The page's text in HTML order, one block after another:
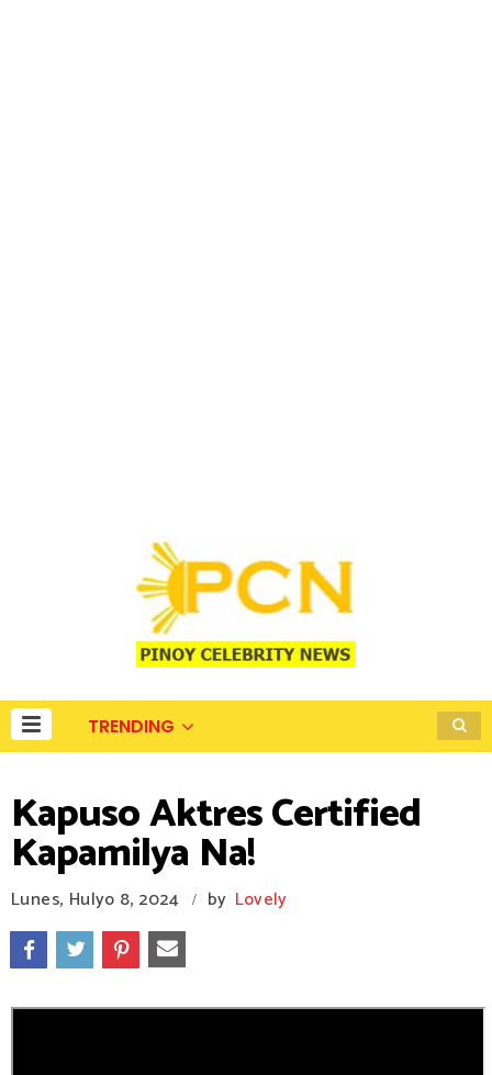
TRENDING
Kapuso Aktres Certified
Kapamilya Na!
Lunes, Hulyo 8, 2024 / by Lovely